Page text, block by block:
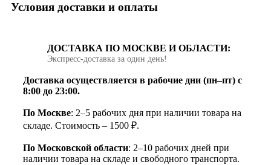
Условия доставки и оплаты
ДОСТАВКА ПО МОСКВЕ И ОБЛАСТИ:
Экспресс‑доставка за один день!
Доставка осуществляется в рабочие дни (пн–пт) с
8:00 до 23:00.
По Москве: 2–5 рабочих дня при наличии товара на
складе. Стоимость – 1500 ₽.
По Московской области: 2–10 рабочих дней при
наличии товара на складе и свободного транспорта.